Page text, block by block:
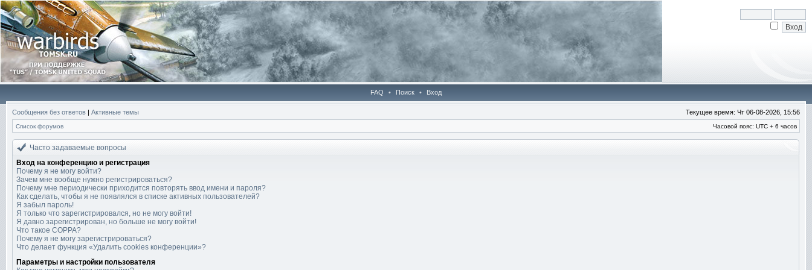
FAQ • Поиск • Вход
Сообщения без ответов | Активные темы Текущее время: Чт 06-08-2026, 15:56
Список форумов Часовой пояс: UTC + 6 часов
Часто задаваемые вопросы
Вход на конференцию и регистрация
Почему я не могу войти?
Зачем мне вообще нужно регистрироваться?
Почему мне периодически приходится повторять ввод имени и пароля?
Как сделать, чтобы я не появлялся в списке активных пользователей?
Я забыл пароль!
Я только что зарегистрировался, но не могу войти!
Я давно зарегистрирован, но больше не могу войти!
Что такое COPPA?
Почему я не могу зарегистрироваться?
Что делает функция «Удалить cookies конференции»?
Параметры и настройки пользователя